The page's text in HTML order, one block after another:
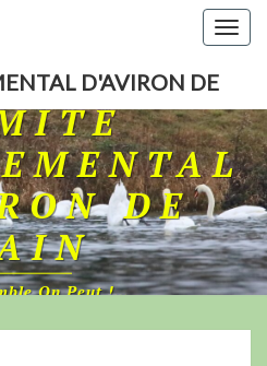
D'AVIRON DE
DE
On Peut !…